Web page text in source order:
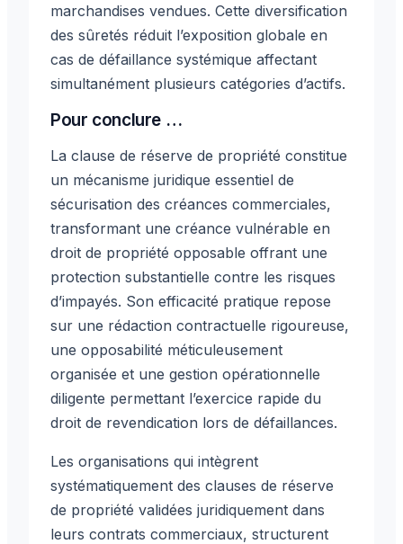
marchandises vendues. Cette diversification
des sûretés réduit l’exposition globale en
cas de défaillance systémique affectant
simultanément plusieurs catégories d’actifs.
Pour conclure …
La clause de réserve de propriété constitue
un mécanisme juridique essentiel de
sécurisation des créances commerciales,
transformant une créance vulnérable en
droit de propriété opposable offrant une
protection substantielle contre les risques
d’impayés. Son efficacité pratique repose
sur une rédaction contractuelle rigoureuse,
une opposabilité méticuleusement
organisée et une gestion opérationnelle
diligente permettant l’exercice rapide du
droit de revendication lors de défaillances.
Les organisations qui intègrent
systématiquement des clauses de réserve
de propriété validées juridiquement dans
leurs contrats commerciaux, structurent